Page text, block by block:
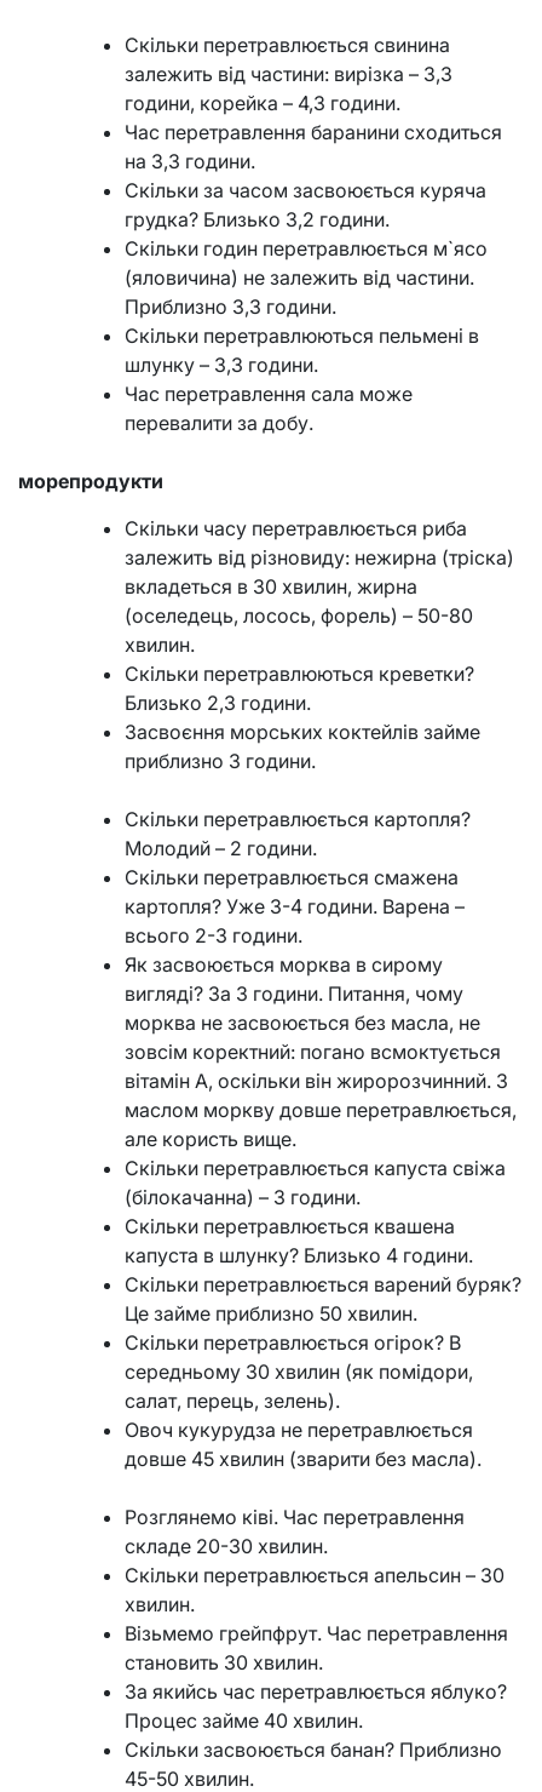
Скільки перетравлюється свинина
залежить від частини: вирізка – 3,3
години, корейка – 4,3 години.
Час перетравлення баранини сходиться
на 3,3 години.
Скільки за часом засвоюється куряча
грудка? Близько 3,2 години.
Скільки годин перетравлюється м`ясо
(яловичина) не залежить від частини.
Приблизно 3,3 години.
Скільки перетравлюються пельмені в
шлунку – 3,3 години.
Час перетравлення сала може
перевалити за добу.
морепродукти
Скільки часу перетравлюється риба
залежить від різновиду: нежирна (тріска)
вкладеться в 30 хвилин, жирна
(оселедець, лосось, форель) – 50-80
хвилин.
Скільки перетравлюються креветки?
Близько 2,3 години.
Засвоєння морських коктейлів займе
приблизно 3 години.
Скільки перетравлюється картопля?
Молодий – 2 години.
Скільки перетравлюється смажена
картопля? Уже 3-4 години. Варена –
всього 2-3 години.
Як засвоюється морква в сирому
вигляді? За 3 години. Питання, чому
морква не засвоюється без масла, не
зовсім коректний: погано всмоктується
вітамін А, оскільки він жиророзчинний. З
маслом моркву довше перетравлюється,
але користь вище.
Скільки перетравлюється капуста свіжа
(білокачанна) – 3 години.
Скільки перетравлюється квашена
капуста в шлунку? Близько 4 години.
Скільки перетравлюється варений буряк?
Це займе приблизно 50 хвилин.
Скільки перетравлюється огірок? В
середньому 30 хвилин (як помідори,
салат, перець, зелень).
Овоч кукурудза не перетравлюється
довше 45 хвилин (зварити без масла).
Розглянемо ківі. Час перетравлення
складе 20-30 хвилин.
Скільки перетравлюється апельсин – 30
хвилин.
Візьмемо грейпфрут. Час перетравлення
становить 30 хвилин.
За якийсь час перетравлюється яблуко?
Процес займе 40 хвилин.
Скільки засвоюється банан? Приблизно
45-50 хвилин.